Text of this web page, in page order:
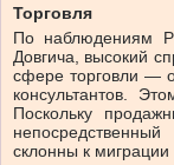
Торговля
По наблюдениям
Довгича, высокий
сфере торговли —
консультантов.
Поскольку
склонны к